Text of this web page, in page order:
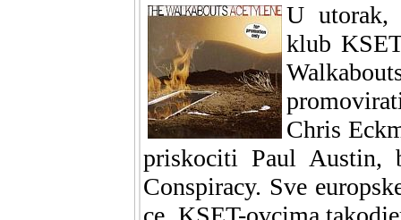
U utorak,
klub
Chris
priskociti Paul Austin,
Conspiracy. Sve